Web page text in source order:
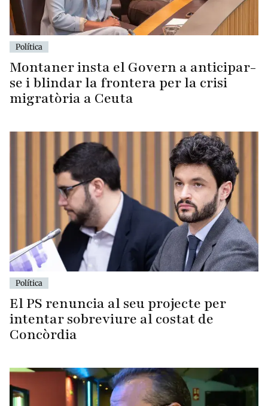
Política
Montaner insta el Govern a anticipar-
se i blindar la frontera per la crisi
migratòria a Ceuta
Política
El PS renuncia al seu projecte per
intentar sobreviure al costat de
Concòrdia